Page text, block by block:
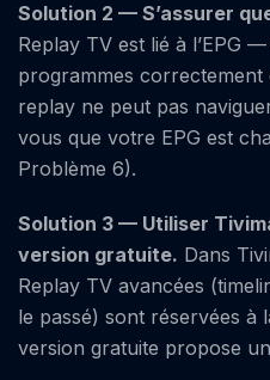
Solution 2 — S’assurer
Replay TV est lié à l’EPG
programmes
replay ne peut pas
vous que votre EPG est
Problème 6).
Solution 3 — Utiliser
version gratuite. Dans
Replay TV avancées
le passé) sont réservées à
version gratuite propose